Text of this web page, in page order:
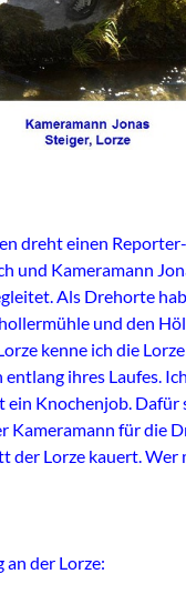
dreht einen
und Kameramann
Als Drehorte
und den
kenne ich die
ihres Laufes.
ein Knochenjob. Dafür
Kameramann für die
der Lorze kauert. Wer
der Lorze: